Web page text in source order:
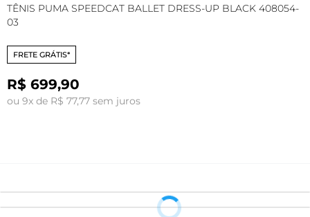
TÊNIS PUMA SPEEDCAT BALLET DRESS-UP BLACK 408054-
03
FRETE GRÁTIS*
R$ 699,90
ou 9x de R$ 77,77 sem juros